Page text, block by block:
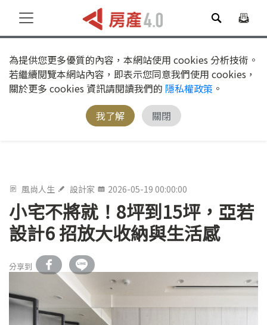
為提供您更多優質的內容，本網站使用 cookies 分析技術。
若繼續閱覽本網站內容，即表示您同意我們使用 cookies，
關於更多 cookies 資訊請閱讀我們的 隱私權政策 。
我了解
關閉
風尚人生 設計家 2026-05-19 00:00:00
小宅不將就！8坪到15坪，亞若
設計6 招放大收納與生活感
分享到